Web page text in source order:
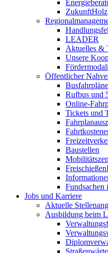
ZukunftHolz
LEADER
Aktuelles &
Unsere
Öffentlicher
Busfahrpläne
Rufbus und
Online-
Tickets und
Baustellen
Fundsachen
Jobs und Karriere
Aktuelle
Ausbildung beim